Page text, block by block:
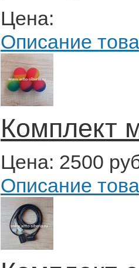
Цена:
Описание
Комплект
Цена: 2500
Описание